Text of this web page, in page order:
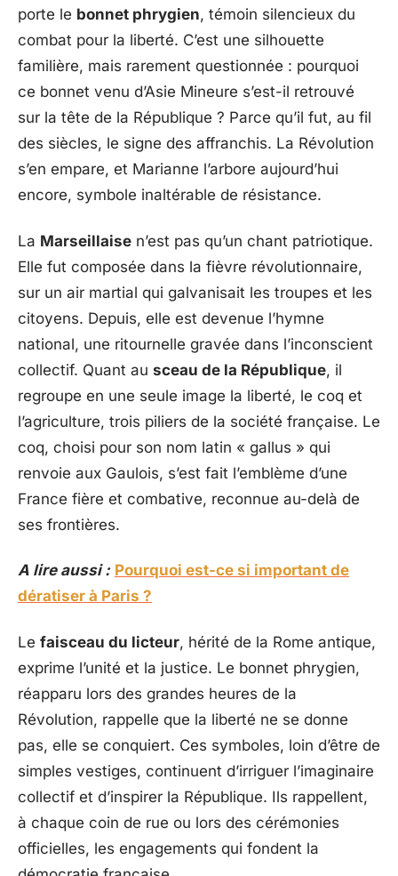
porte le bonnet phrygien, témoin silencieux du
combat pour la liberté. C’est une silhouette
familière, mais rarement questionnée : pourquoi
ce bonnet venu d’Asie Mineure s’est-il retrouvé
sur la tête de la République ? Parce qu’il fut, au fil
des siècles, le signe des affranchis. La Révolution
s’en empare, et Marianne l’arbore aujourd’hui
encore, symbole inaltérable de résistance.
La Marseillaise n’est pas qu’un chant patriotique.
Elle fut composée dans la fièvre révolutionnaire,
sur un air martial qui galvanisait les troupes et les
citoyens. Depuis, elle est devenue l’hymne
national, une ritournelle gravée dans l’inconscient
collectif. Quant au sceau de la République, il
regroupe en une seule image la liberté, le coq et
l’agriculture, trois piliers de la société française. Le
coq, choisi pour son nom latin « gallus » qui
renvoie aux Gaulois, s’est fait l’emblème d’une
France fière et combative, reconnue au-delà de
ses frontières.
A lire aussi : Pourquoi est-ce si important de
dératiser à Paris ?
Le faisceau du licteur, hérité de la Rome antique,
exprime l’unité et la justice. Le bonnet phrygien,
réapparu lors des grandes heures de la
Révolution, rappelle que la liberté ne se donne
pas, elle se conquiert. Ces symboles, loin d’être de
simples vestiges, continuent d’irriguer l’imaginaire
collectif et d’inspirer la République. Ils rappellent,
à chaque coin de rue ou lors des cérémonies
officielles, les engagements qui fondent la